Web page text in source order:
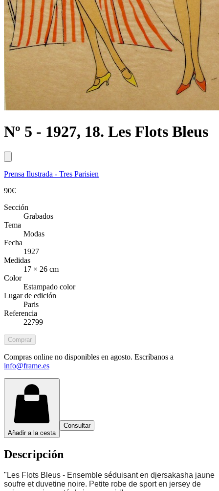
Nº 5 - 1927, 18. Les Flots Bleus
Prensa Ilustrada - Tres Parisien
90€
Sección
Grabados
Tema
Modas
Fecha
1927
Medidas
17 × 26 cm
Color
Estampado color
Lugar de edición
Paris
Referencia
22799
Comprar
Compras online no disponibles en agosto. Escríbanos a
info@frame.es
Añadir a la cesta
Consultar
Descripción
" Les Flots Bleus - Ensemble séduisant en djersakasha jaune
soufre et duvetine noire. Petite robe de sport en jersey de